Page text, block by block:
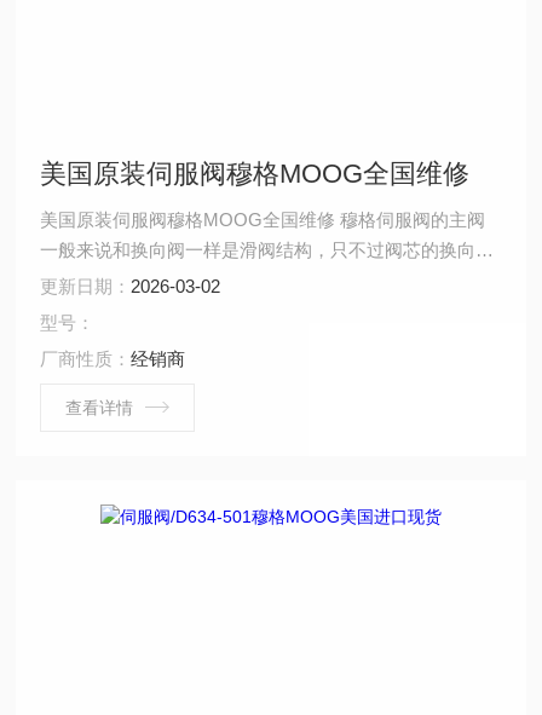
美国原装伺服阀穆格MOOG全国维修
美国原装伺服阀穆格MOOG全国维修 穆格伺服阀的主阀
一般来说和换向阀一样是滑阀结构，只不过阀芯的换向不
是靠电磁铁来推动，而是靠前置级阀输出的液压力来推
动，这一点和电液换向阀比较相似，只不过电液换向阀的
更新日期： 2026-03-02
型号：
厂商性质：经销商
查看详情